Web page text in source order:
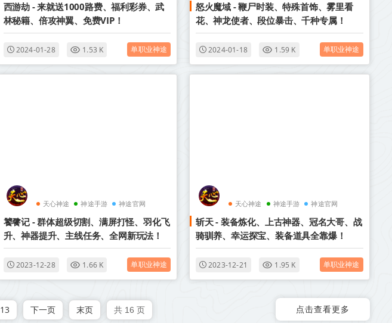
西游劫 - 来就送1000路费、福利彩券、武
林秘籍、倍攻神翼、免费VIP！
2024-01-28 1.53 K 单职业神途
怒火魔域 - 鞭尸时装、特殊首饰、雾里看
花、神龙使者、段位暴击、千种专属！
2024-01-18 1.59 K 单职业神途
天心神途 神途手游 神途官网
饕餮记 - 群体超级切割、满屏打怪、羽化飞
升、神器提升、主线任务、全网新玩法！
2023-12-28 1.66 K 单职业神途
天心神途 神途手游 神途官网
斩天 - 装备炼化、上古神器、冠名大哥、战
骑驯养、幸运探宝、装备道具全靠爆！
2023-12-21 1.95 K 单职业神途
13 下一页 末页 共 16 页 点击查看更多